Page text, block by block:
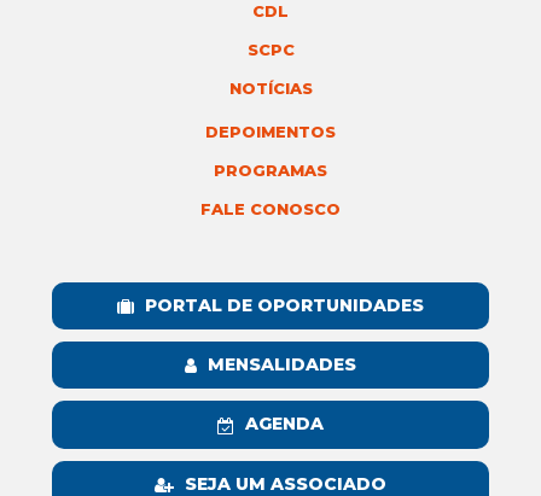
CDL
SCPC
NOTÍCIAS
DEPOIMENTOS
PROGRAMAS
FALE CONOSCO
PORTAL DE OPORTUNIDADES
MENSALIDADES
AGENDA
SEJA UM ASSOCIADO